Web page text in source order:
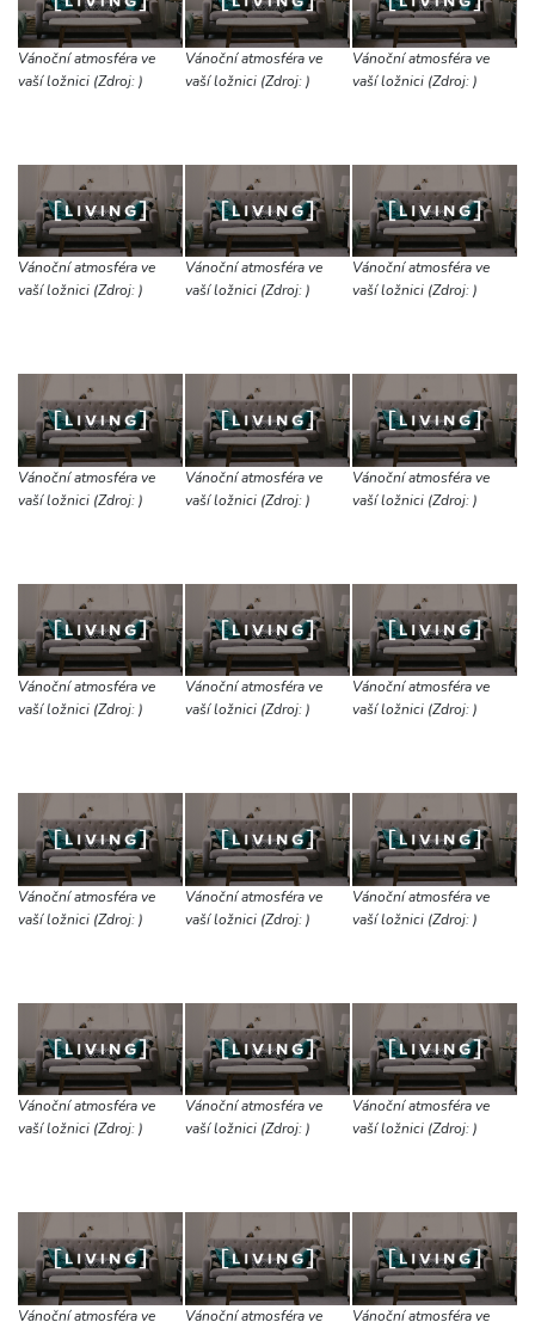
Vánoční atmosféra ve
vaší ložnici (Zdroj: )
Vánoční atmosféra ve
vaší ložnici (Zdroj: )
Vánoční atmosféra ve
vaší ložnici (Zdroj: )
Vánoční atmosféra ve
vaší ložnici (Zdroj: )
Vánoční atmosféra ve
vaší ložnici (Zdroj: )
Vánoční atmosféra ve
vaší ložnici (Zdroj: )
Vánoční atmosféra ve
vaší ložnici (Zdroj: )
Vánoční atmosféra ve
vaší ložnici (Zdroj: )
Vánoční atmosféra ve
vaší ložnici (Zdroj: )
Vánoční atmosféra ve
vaší ložnici (Zdroj: )
Vánoční atmosféra ve
vaší ložnici (Zdroj: )
Vánoční atmosféra ve
vaší ložnici (Zdroj: )
Vánoční atmosféra ve
vaší ložnici (Zdroj: )
Vánoční atmosféra ve
vaší ložnici (Zdroj: )
Vánoční atmosféra ve
vaší ložnici (Zdroj: )
Vánoční atmosféra ve
vaší ložnici (Zdroj: )
Vánoční atmosféra ve
vaší ložnici (Zdroj: )
Vánoční atmosféra ve
vaší ložnici (Zdroj: )
Vánoční atmosféra ve Vánoční atmosféra ve Vánoční atmosféra ve